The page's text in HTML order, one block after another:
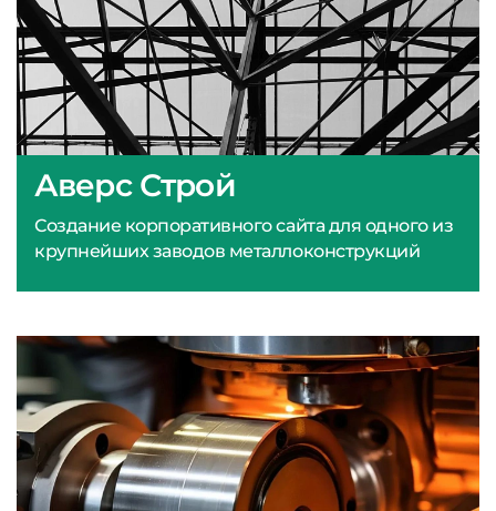
Аверс Строй
Создание корпоративного сайта для одного из
крупнейших заводов металлоконструкций